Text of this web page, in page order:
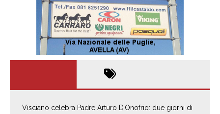
Visciano celebra Padre Arturo D’Onofrio: due giorni di